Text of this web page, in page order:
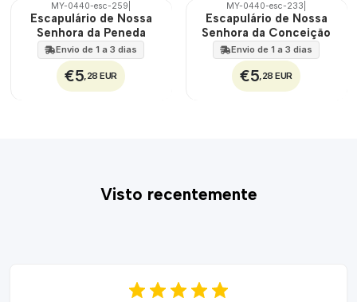
🇵🇹
100%
MY-0440-esc-259
Escapulário de Nossa
Senhora da Peneda
Envio de 1 a 3 dias
€5 ,28 EUR
🇵🇹
100%
MY-0440-esc-233
Escapulário de Nossa
Senhora da Conceição
Envio de 1 a 3 dias
€5 ,28 EUR
Visto recentemente